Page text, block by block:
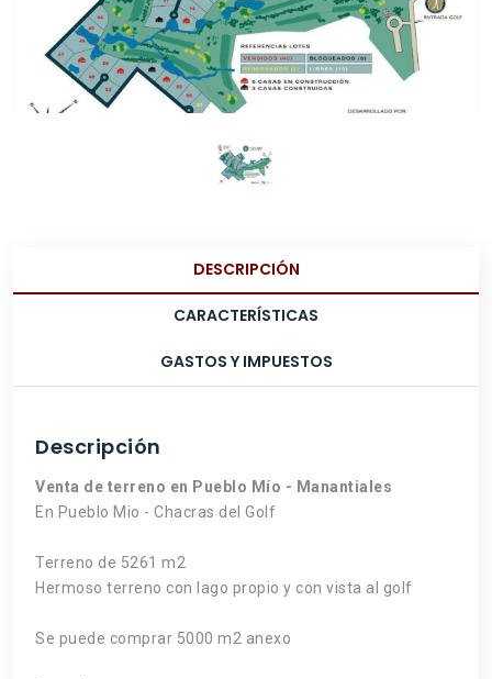
DESCRIPCIÓN
CARACTERÍSTICAS
GASTOS Y IMPUESTOS
Descripción
Venta de terreno en Pueblo Mío - Manantiales
En Pueblo Mio - Chacras del Golf
Terreno de 5261 m2
Hermoso terreno con lago propio y con vista al golf
Se puede comprar 5000 m2 anexo